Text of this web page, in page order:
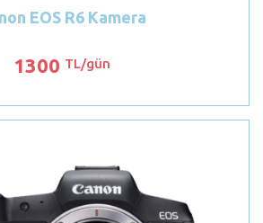
EOS R6 Kamera
1300 TL/gün